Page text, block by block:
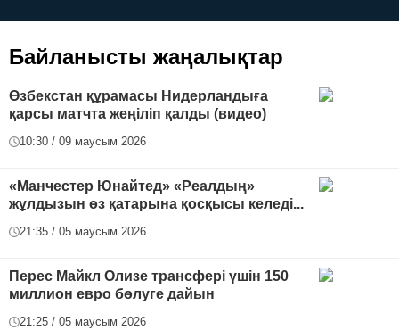
Байланысты жаңалықтар
Өзбекстан құрамасы Нидерландыға
қарсы матчта жеңіліп қалды (видео)
10:30 / 09 маусым 2026
«Манчестер Юнайтед» «Реалдың»
жұлдызын өз қатарына қосқысы келеді...
21:35 / 05 маусым 2026
Перес Майкл Олизе трансфері үшін 150
миллион евро бөлуге дайын
21:25 / 05 маусым 2026